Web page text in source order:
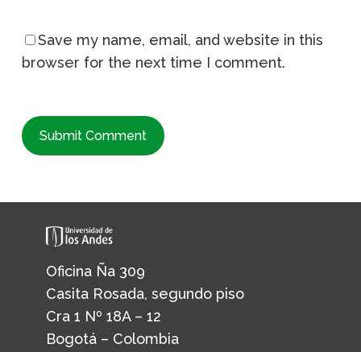
Save my name, email, and website in this
browser for the next time I comment.
Oficina Ña 309
Casita Rosada, segundo piso
Cra 1 Nº 18A – 12
Bogotá – Colombia